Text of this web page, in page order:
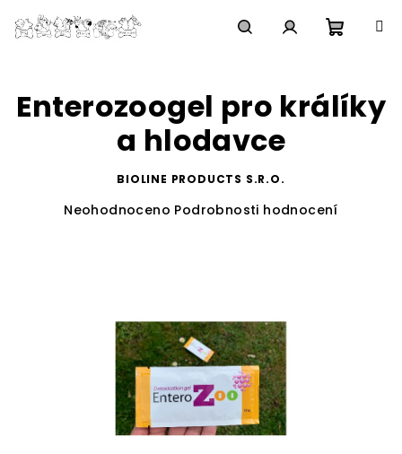
na
obsah
košík
Enterozoogel pro králíky
a hlodavce
BIOLINE PRODUCTS S.R.O.
Průměrné
hvězdiček.
Neohodnoceno Podrobnosti hodnocení